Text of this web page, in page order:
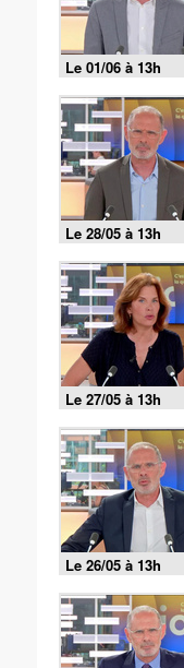
Le 01/06 à 13h
Le 28/05 à 13h
Le 27/05 à 13h
Le 26/05 à 13h